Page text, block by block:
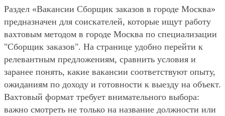
Раздел «Вакансии Сборщик заказов в городе Москва»
предназначен для соискателей, которые ищут работу
вахтовым методом в городе Москва по специализации
"Сборщик заказов". На странице удобно перейти к
релевантным предложениям, сравнить условия и
заранее понять, какие вакансии соответствуют опыту,
ожиданиям по доходу и готовности к выезду на объект.
Вахтовый формат требует внимательного выбора:
важно смотреть не только на название должности или